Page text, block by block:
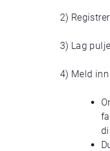
2)
3) Lag
4) Meld